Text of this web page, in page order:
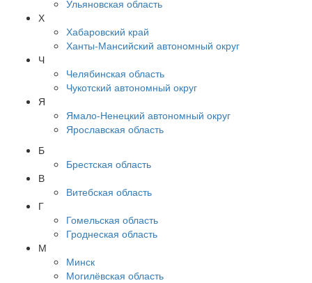
Ульяновская область
Х
Хабаровский край
Ханты-Мансийский автономный округ
Ч
Челябинская область
Чукотский автономный округ
Я
Ямало-Ненецкий автономный округ
Ярославская область
Б
Брестская область
В
Витебская область
Г
Гомельская область
Гроднеская область
М
Минск
Могилёвская область